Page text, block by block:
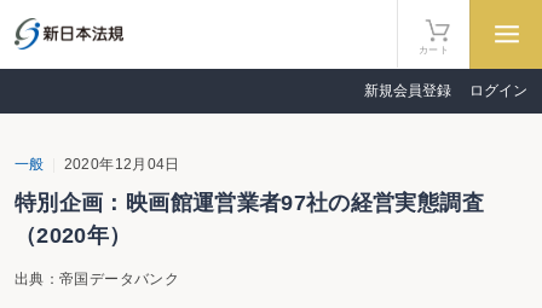
カート
新規会員登録 ログイン
一般 2020年12月04日
特別企画：映画館運営業者97社の経営実態調査
（2020年）
出典：帝国データバンク